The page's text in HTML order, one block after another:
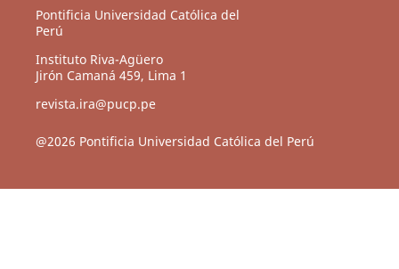
Pontificia Universidad Católica del
Perú
Instituto Riva-Agüero
Jirón Camaná 459, Lima 1
revista.ira@pucp.pe
@2026 Pontificia Universidad Católica del Perú